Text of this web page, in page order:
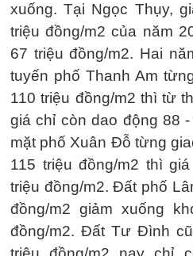
xuống. Tại Ngọc Thụy,
triệu đồng/m2 của năm
67 triệu đồng/m2. Hai
tuyến phố Thanh Am
110 triệu đồng/m2 thì từ
giá chỉ còn dao động 88
mặt phố Xuân Đỗ từng
115 triệu đồng/m2 thì
triệu đồng/m2. Đất phố
đồng/m2 giảm xuống
đồng/m2. Đất Tư Đình